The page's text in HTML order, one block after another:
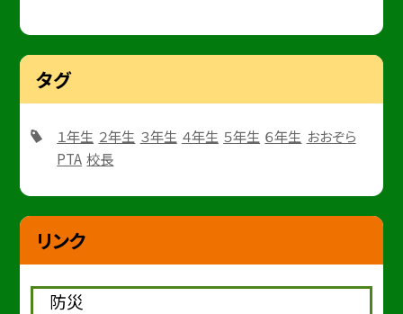
タグ
１年生 ２年生 ３年生 ４年生 ５年生 ６年生 おおぞら
PTA 校長
リンク
防災